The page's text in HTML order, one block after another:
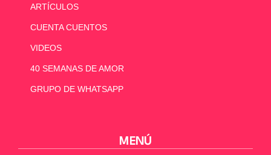
ARTÍCULOS
CUENTA CUENTOS
VIDEOS
40 SEMANAS DE AMOR
GRUPO DE WHATSAPP
MENÚ